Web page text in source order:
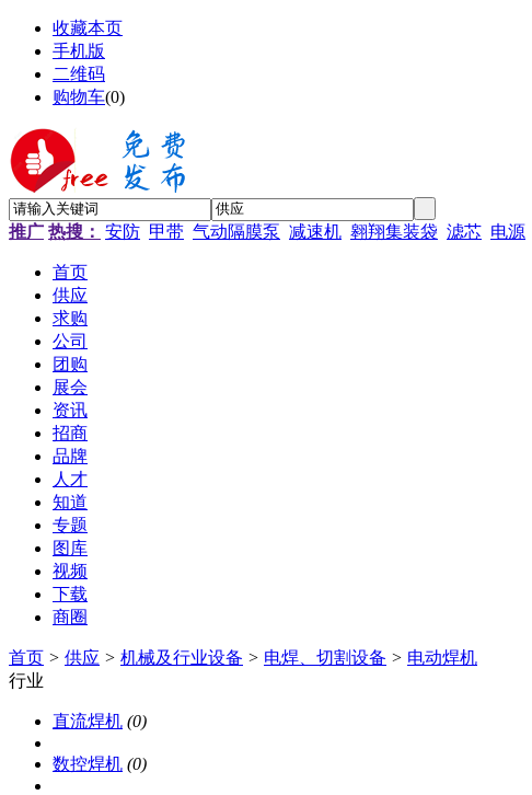
收藏本页
手机版
二维码
购物车(0)
推广 热搜： 安防 甲带 气动隔膜泵 减速机 翱翔集装袋 滤芯 电源
首页
供应
求购
公司
团购
展会
资讯
招商
品牌
人才
知道
专题
图库
视频
下载
商圈
首页 > 供应 > 机械及行业设备 > 电焊、切割设备 > 电动焊机
行业
直流焊机 (0)
数控焊机 (0)